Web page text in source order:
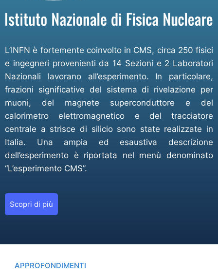
L’INFN è fortemente coinvolto in CMS, circa 250 fisici
e ingegneri provenienti da 14 Sezioni e 2 Laboratori
Nazionali lavorano all’esperimento. In particolare,
frazioni significative del sistema di rivelazione per
muoni, del magnete superconduttore e del
calorimetro elettromagnetico e del tracciatore
centrale a strisce di silicio sono state realizzate in
Italia. Una ampia ed esaustiva descrizione
dell’esperimento è riportata nel menù denominato
“L’esperimento CMS”.
Scopri di più
APPROFONDIMENTI